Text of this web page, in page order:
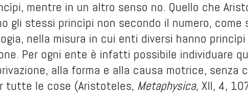
mentre in un altro senso no. Quello che
gli stessi princìpi non secondo il numero, come
nella misura in cui enti diversi hanno
Per ogni ente è infatti possibile individuare
alla forma e alla causa motrice, senza
tutte le cose (Aristoteles, Metaphysica, XII, 4,